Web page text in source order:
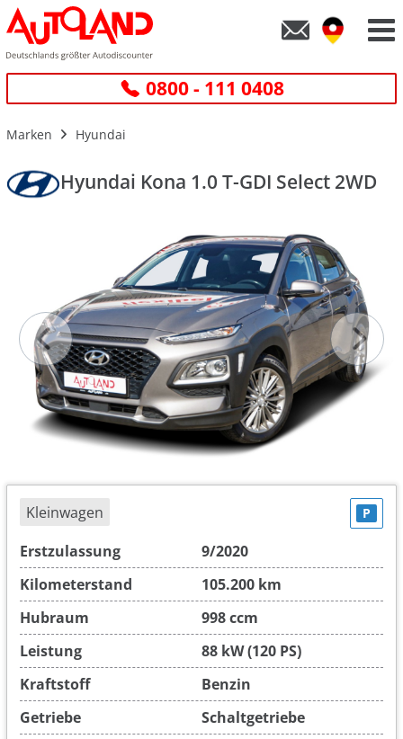
0800 - 111 0408
Marken Hyundai
Hyundai Kona 1.0 T-GDI Select 2WD
Kleinwagen P
Erstzulassung
9/2020
Kilometerstand
105.200 km
Hubraum
998 ccm
Leistung
88 kW (120 PS)
Kraftstoff
Benzin
Getriebe
Schaltgetriebe